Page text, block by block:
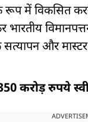
के रूप में विकसित
भारतीय
सत्यापन और
350 करोड़ रुपये